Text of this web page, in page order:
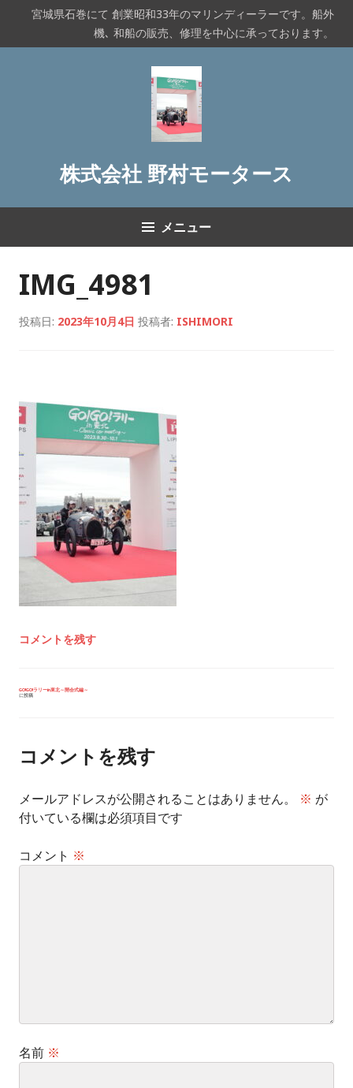
テ
宮城県石巻にて 創業昭和33年のマリンディーラーです。船外
機､ 和船の販売、修理を中心に承っております。
株式会社 野村モータース
メニュー
IMG_4981
投稿日: 2023年10月4日 投稿者: ISHIMORI
コメントを残す
投
シ
ョ
GO!GO!ラリーin東北～開会式編～
に投稿
コメントを残す
メールアドレスが公開されることはありません。 ※ が
付いている欄は必須項目です
コメント ※
名前 ※